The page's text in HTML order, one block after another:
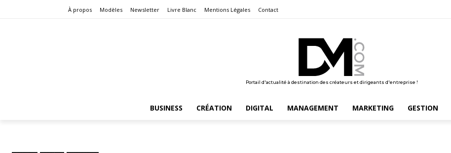
À propos Modèles Newsletter Livre Blanc Mentions Légales Contact
Portail d'actualité à destination des créateurs et dirigeants d'entreprise !
BUSINESS CRÉATION DIGITAL MANAGEMENT MARKETING GESTION